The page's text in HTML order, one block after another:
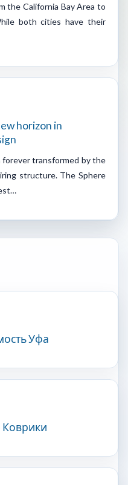
the California Bay Area to
both cities have their
horizon in
forever transformed by the
structure. The Sphere
Уфа